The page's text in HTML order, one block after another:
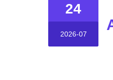
24
2026-07